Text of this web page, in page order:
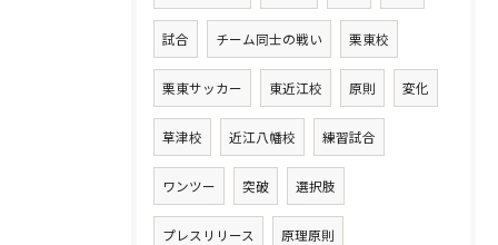
試合 チーム同士の戦い 栗東校
栗東サッカー 東近江校 原則 変化
草津校 近江八幡校 練習試合
ワンツー 突破 選択肢
プレスリリース 原理原則